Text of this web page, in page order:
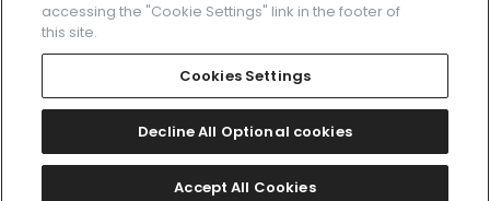
プライバシーポリシー Cookies Settings
Amazon PayはAmazon.com, Inc.またはその関連会社の商標です。
2026 CITIZEN WATCH CO., LTD.
accessing the "Cookie Settings" link in the footer of
this site.
Cookies Settings
Decline All Optional cookies
Accept All Cookies